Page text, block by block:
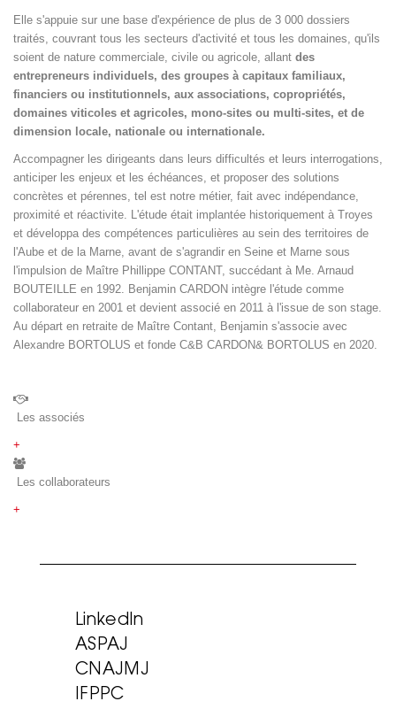
Elle s'appuie sur une base d'expérience de plus de 3 000 dossiers
traités, couvrant tous les secteurs d'activité et tous les domaines, qu'ils
soient de nature commerciale, civile ou agricole, allant des
entrepreneurs individuels, des groupes à capitaux familiaux,
financiers ou institutionnels, aux associations, copropriétés,
domaines viticoles et agricoles, mono-sites ou multi-sites, et de
dimension locale, nationale ou internationale.
Accompagner les dirigeants dans leurs difficultés et leurs interrogations,
anticiper les enjeux et les échéances, et proposer des solutions
concrètes et pérennes, tel est notre métier, fait avec indépendance,
proximité et réactivite. L'étude était implantée historiquement à Troyes
et développa des compétences particulières au sein des territoires de
l'Aube et de la Marne, avant de s'agrandir en Seine et Marne sous
l'impulsion de Maître Phillippe CONTANT, succédant à Me. Arnaud
BOUTEILLE en 1992. Benjamin CARDON intègre l'étude comme
collaborateur en 2001 et devient associé en 2011 à l'issue de son stage.
Au départ en retraite de Maître Contant, Benjamin s'associe avec
Alexandre BORTOLUS et fonde C&B CARDON& BORTOLUS en 2020.
Les associés
+
Les collaborateurs
+
LinkedIn
ASPAJ
CNAJMJ
IFPPC